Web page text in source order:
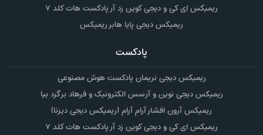
ریمیکس ای کی و دیجی کوین زد آر پادکست هات کلد ۷
ریمیکس دیجی پایا هابر ریمیکس
پادکست
ریمیکس دیجی نریمان پادکست هوش مصنوعی
ریمیکس دیجی نوین و آرسس الکترونیک و فرهاد برگرد بیا
ریمیکس آرون افشار آرام آرام (ریمیکس دیجی دیزنا)
ریمیکس ای کی و دیجی کوین زد آر پادکست هات کلد ۷